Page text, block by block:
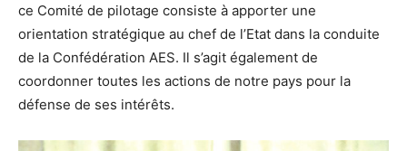
ce Comité de pilotage consiste à apporter une
orientation stratégique au chef de l’Etat dans la conduite
de la Confédération AES. Il s’agit également de
coordonner toutes les actions de notre pays pour la
défense de ses intérêts.